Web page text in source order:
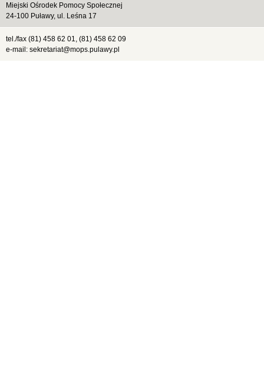
Miejski Ośrodek Pomocy Społecznej
24-100 Puławy, ul. Leśna 17
tel./fax (81) 458 62 01, (81) 458 62 09
e-mail: sekretariat@mops.pulawy.pl